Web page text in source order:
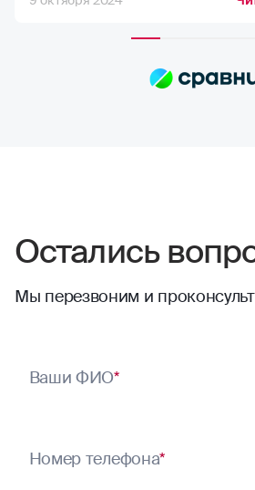
полностью устраивает
договору, и их хватает на
Остались
Мы перезвоним и
Ваши ФИО*
Номер телефона*